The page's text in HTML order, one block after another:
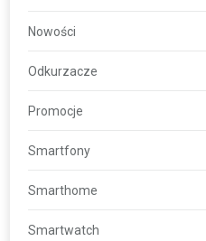
Nowości
Odkurzacze
Promocje
Smartfony
Smarthome
Smartwatch